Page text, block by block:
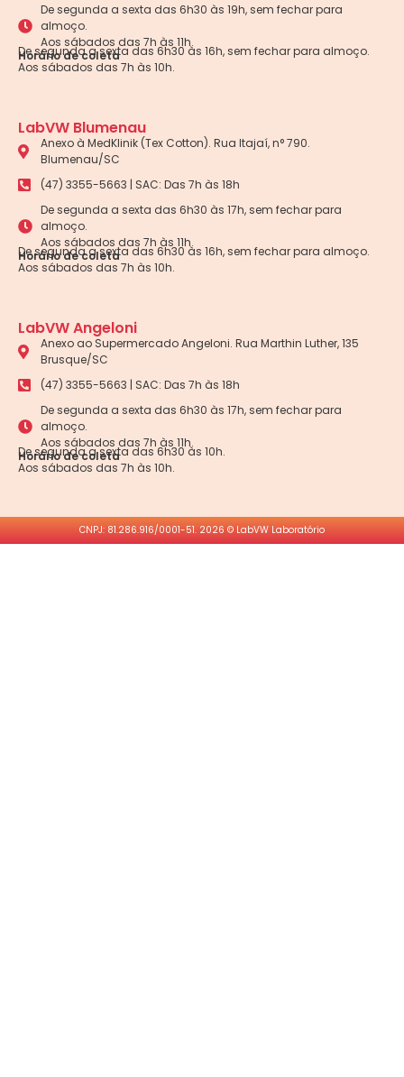
De segunda a sexta das 6h30 às 19h, sem fechar para
almoço.
Aos sábados das 7h às 11h.
Horário de coleta
De segunda a sexta das 6h30 às 16h, sem fechar para almoço.
Aos sábados das 7h às 10h.
LabVW Blumenau
Anexo à MedKlinik (Tex Cotton). Rua Itajaí, n° 790.
Blumenau/SC
(47) 3355-5663 | SAC: Das 7h às 18h
De segunda a sexta das 6h30 às 17h, sem fechar para
almoço.
Aos sábados das 7h às 11h.
Horário de coleta
De segunda a sexta das 6h30 às 16h, sem fechar para almoço.
Aos sábados das 7h às 10h.
LabVW Angeloni
Anexo ao Supermercado Angeloni. Rua Marthin Luther, 135
Brusque/SC
(47) 3355-5663 | SAC: Das 7h às 18h
De segunda a sexta das 6h30 às 17h, sem fechar para
almoço.
Aos sábados das 7h às 11h.
Horário de coleta
De segunda a sexta das 6h30 às 10h.
Aos sábados das 7h às 10h.
CNPJ: 81.286.916/0001-51. 2026 © LabVW Laboratório